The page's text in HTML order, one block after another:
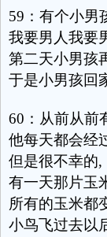
59：有个小男
我要男人我要
第二天小男孩
于是小男孩回
60：从前从前
他每天都会经
但是很不幸的,
有一天那片玉
所有的玉米都
小鸟飞过去以